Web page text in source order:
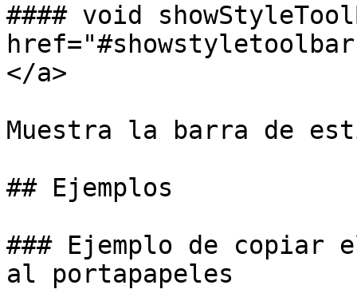
#### void
</a>
Muestra la barra de
## Ejemplos
### Ejemplo de copiar
al portapapeles